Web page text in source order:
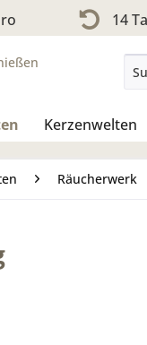
14
Kerzenwelten
Räucherwerk